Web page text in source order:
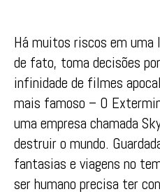
Há muitos riscos em
de fato, toma decisões
infinidade de filmes
mais famoso – O
uma empresa chamada
destruir o mundo.
fantasias e viagens no
ser humano precisa ter